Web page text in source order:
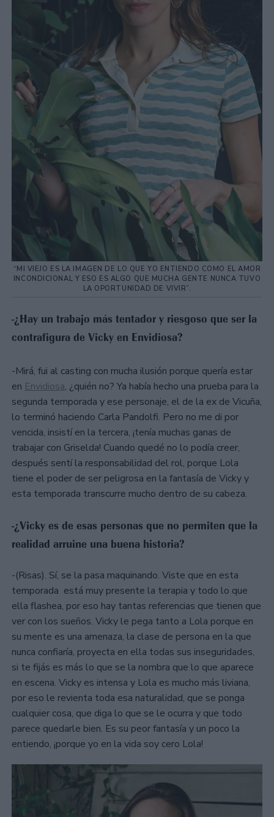
“MI VIEJO ES LA IMAGEN DE LO QUE YO ENTIENDO COMO EL AMOR
INCONDICIONAL Y ESO ES ALGO QUE MUCHA GENTE NUNCA TUVO
LA OPORTUNIDAD DE VIVIR”.
-¿Hay un trabajo más tentador y riesgoso que ser la
contrafigura de Vicky en Envidiosa?
-Mirá, fui al casting con mucha ilusión porque quería estar
en Envidiosa, ¿quién no? Ya había hecho una prueba para la
segunda temporada y ese personaje, el de la ex de Vicuña,
lo terminó haciendo Carla Pandolfi. Pero no me di por
vencida, insistí en la tercera, ¡tenía muchas ganas de
trabajar con Griselda! Cuando quedé no lo podía creer,
después sentí la responsabilidad del rol, porque Lola
tiene el poder de ser peligrosa en la fantasía de Vicky y
esta temporada transcurre mucho dentro de su cabeza.
-¿Vicky es de esas personas que no permiten que la
realidad arruine una buena historia?
-(Risas). Sí, se la pasa maquinando. Viste que en esta
temporada está muy presente la terapia y todo lo que
ella flashea, por eso hay tantas referencias que tienen que
ver con los sueños. Vicky le pega tanto a Lola porque en
su mente es una amenaza, la clase de persona en la que
nunca confiaría, proyecta en ella todas sus inseguridades,
si te fijás es más lo que se la nombra que lo que aparece
en escena. Vicky es intensa y Lola es mucho más liviana,
por eso le revienta toda esa naturalidad, que se ponga
cualquier cosa, que diga lo que se le ocurra y que todo
parece quedarle bien. Es su peor fantasía y un poco la
entiendo, ¡porque yo en la vida soy cero Lola!